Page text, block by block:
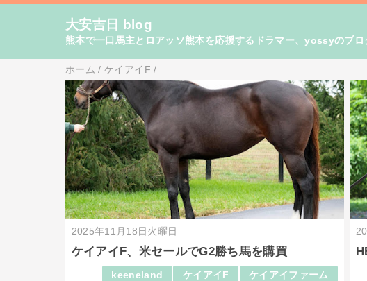
大安吉日 blog
熊本で一口馬主とロアッソ熊本を応援するドラマー、yossyのブロ
ホーム /ケイアイF /
2025年11月18日火曜日
ケイアイF、米セールでG2勝ち馬を購買
keeneland ケイアイF
ケイアイファーム